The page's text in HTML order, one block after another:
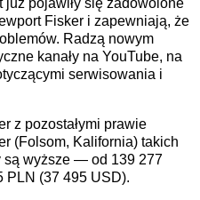
Fisker i zapewniają, że
Radzą nowym
kanały na YouTube, na
serwisowania i
z pozostałymi prawie
(Folsom, Kalifornia) takich
są wyższe — od 139 277
PLN (37 495 USD).